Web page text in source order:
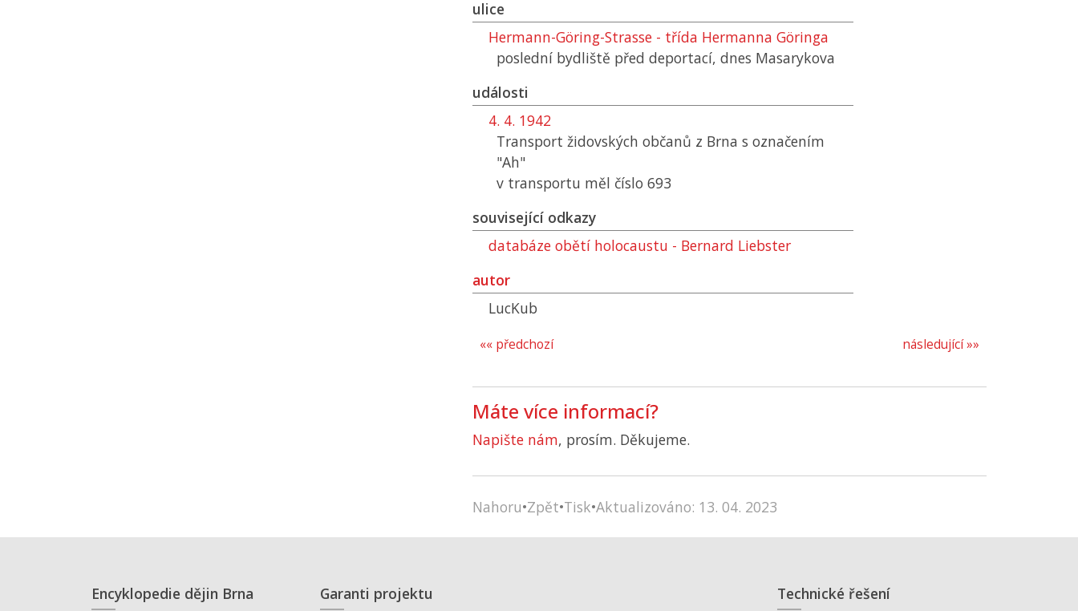
ulice
Hermann-Göring-Strasse - třída Hermanna Göringa
poslední bydliště před deportací, dnes Masarykova
události
4. 4. 1942
Transport židovských občanů z Brna s označením
"Ah"
v transportu měl číslo 693
související odkazy
databáze obětí holocaustu - Bernard Liebster
autor
LucKub
následující »»
«« předchozí
Máte více informací?
Napište nám, prosím. Děkujeme.
Nahoru•Zpět•Tisk•Aktualizováno: 13. 04. 2023
Encyklopedie dějin Brna Garanti projektu Technické řešení